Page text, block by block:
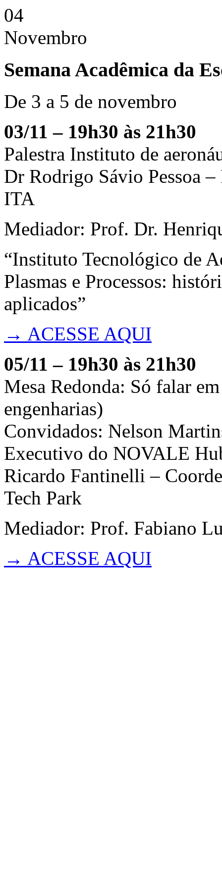
04
Novembro
Semana Acadêmica da
De 3 a 5 de novembro
03/11 – 19h30 às 21h30
Palestra Instituto de
Dr Rodrigo Sávio Pessoa
ITA
Mediador: Prof. Dr.
“Instituto Tecnológico de
Plasmas e Processos:
aplicados”
→ ACESSE AQUI
05/11 – 19h30 às 21h30
Mesa Redonda: Só falar
engenharias)
Convidados: Nelson
Executivo do NOVALE
Ricardo Fantinelli –
Tech Park
Mediador: Prof. Fabiano
→ ACESSE AQUI